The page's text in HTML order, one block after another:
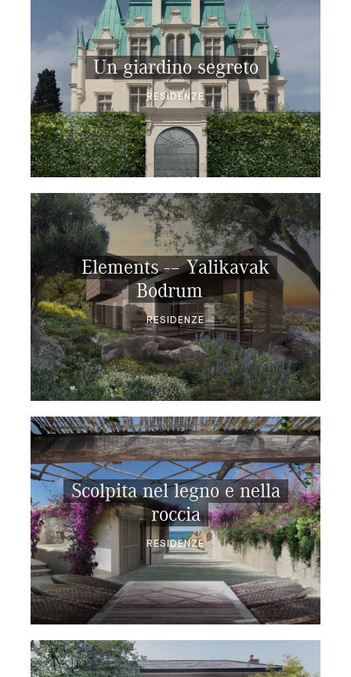
Un giardino segreto
RESIDENZE
Elements -– Yalikavak
Bodrum
RESIDENZE
Scolpita nel legno e nella
roccia
RESIDENZE